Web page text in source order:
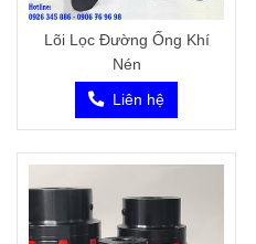
Lõi Lọc Đường Ống Khí
Nén
Liên hệ